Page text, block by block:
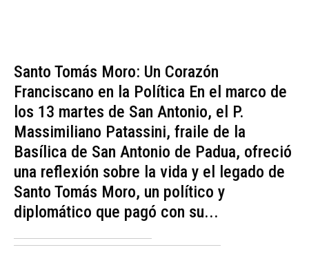
Santo Tomás Moro: Un Corazón
Franciscano en la Política En el marco de
los 13 martes de San Antonio, el P.
Massimiliano Patassini, fraile de la
Basílica de San Antonio de Padua, ofreció
una reflexión sobre la vida y el legado de
Santo Tomás Moro, un político y
diplomático que pagó con su...